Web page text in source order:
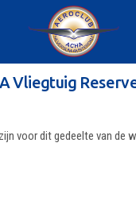
Vliegtuig
voor dit gedeelte van de